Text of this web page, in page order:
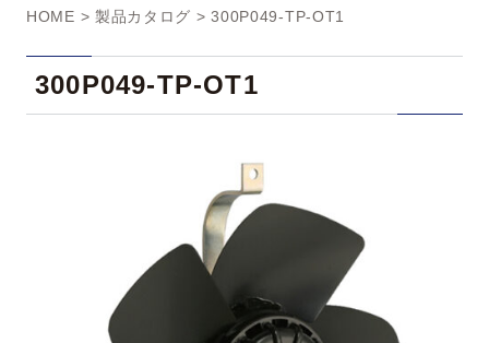
n
HOME > 製品カタログ > 300P049-TP-OT1
300P049-TP-OT1